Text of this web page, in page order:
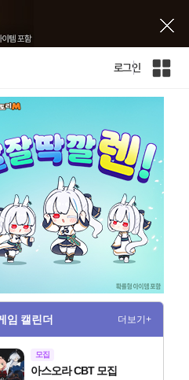
로그인
인
트
임 캘린더 더보기+
모집
아스오라 CBT 모집